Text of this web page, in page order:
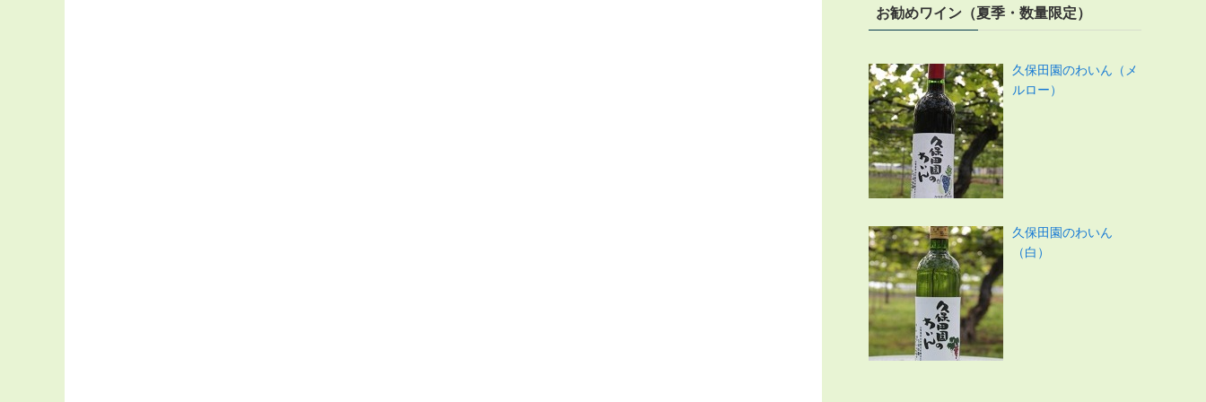
お勧めワイン（夏季・数量限定）
久保田園のわいん（メ
ルロー）
久保田園のわいん
（白）